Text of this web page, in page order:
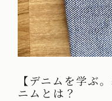
【デニムを学ぶ
ニムとは？